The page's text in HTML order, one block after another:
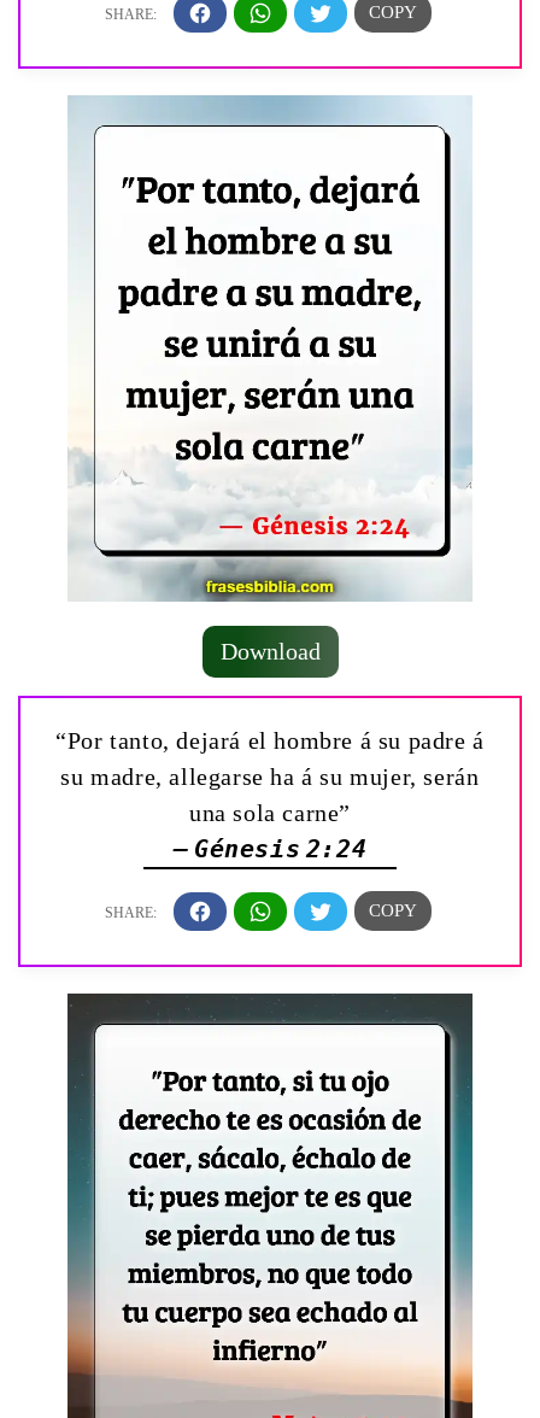
Download
“Por tanto, dejará el hombre á su padre á
su madre, allegarse ha á su mujer, serán
una sola carne”
— Génesis 2:24